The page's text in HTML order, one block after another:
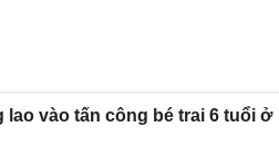
lao vào tấn công bé trai 6 tuổi ở